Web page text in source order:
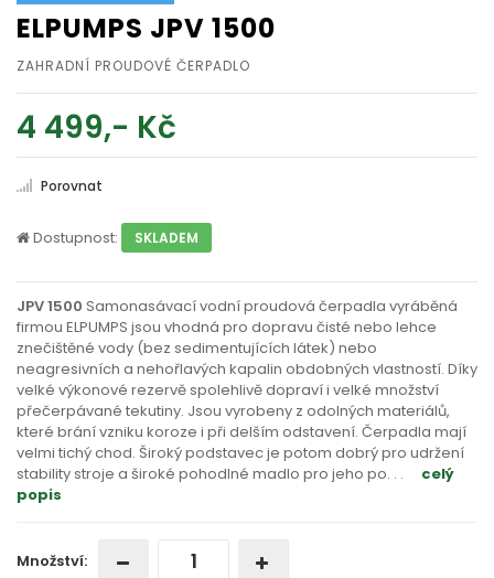
ELPUMPS JPV 1500
ZAHRADNÍ PROUDOVÉ ČERPADLO
4 499,- Kč
Porovnat
Dostupnost: SKLADEM
JPV 1500 Samonasávací vodní proudová čerpadla vyráběná
firmou ELPUMPS jsou vhodná pro dopravu čisté nebo lehce
znečištěné vody (bez sedimentujících látek) nebo
neagresivních a nehořlavých kapalin obdobných vlastností. Díky
velké výkonové rezervě spolehlivě dopraví i velké množství
přečerpávané tekutiny. Jsou vyrobeny z odolných materiálů,
které brání vzniku koroze i při delším odstavení. Čerpadla mají
velmi tichý chod. Široký podstavec je potom dobrý pro udržení
stability stroje a široké pohodlné madlo pro jeho po. . .
celý
popis
Množství: